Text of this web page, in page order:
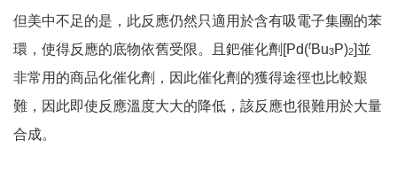
但美中不足的是，此反應仍然只適用於含有吸電子集團的苯
環，使得反應的底物依舊受限。且鈀催化劑[Pd(tBu3P)2]並
非常用的商品化催化劑，因此催化劑的獲得途徑也比較艱
難，因此即使反應溫度大大的降低，該反應也很難用於大量
合成。